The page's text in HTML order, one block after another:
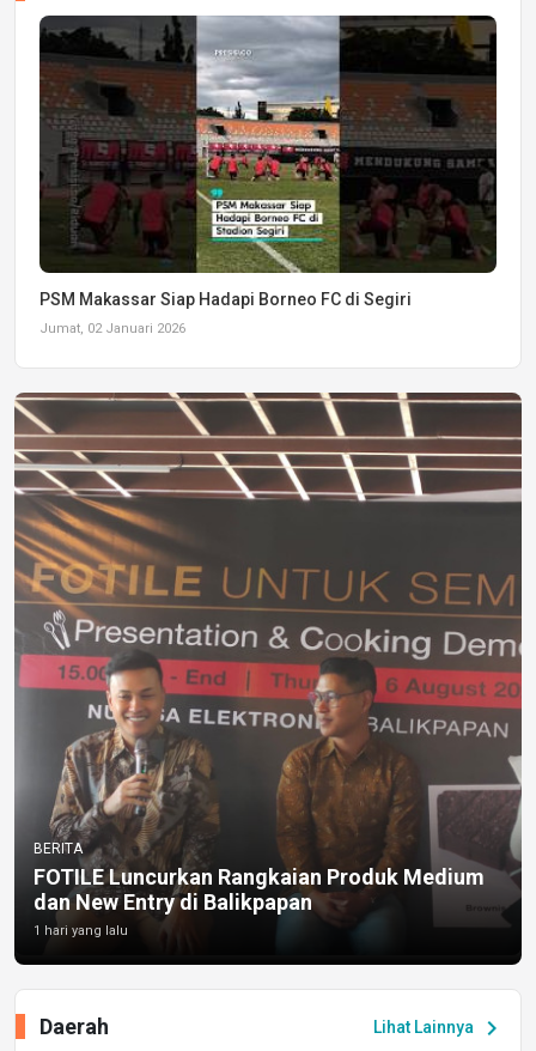
PSM Makassar Siap Hadapi Borneo FC di Segiri
Jumat, 02 Januari 2026
BERITA
FOTILE Luncurkan Rangkaian Produk Medium
dan New Entry di Balikpapan
1 hari yang lalu
Lihat Lainnya chevron_right
Daerah